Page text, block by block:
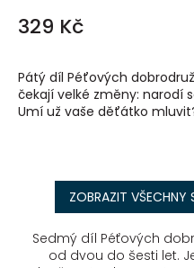
329 Kč
Pátý díl Péťových
čekají velké změny: narodí
Umí už vaše děťátko
ZOBRAZIT VŠECHNY
Sedmý díl Péťových
od dvou do šesti let.